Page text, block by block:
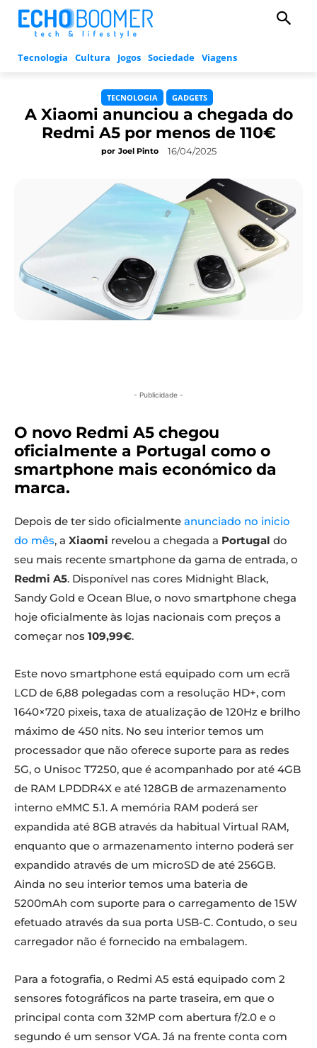
Tecnologia Cultura Jogos Sociedade Viagens
TECNOLOGIA GADGETS
A Xiaomi anunciou a chegada do
Redmi A5 por menos de 110€
por Joel Pinto 16/04/2025
- Publicidade -
O novo Redmi A5 chegou
oficialmente a Portugal como o
smartphone mais económico da
marca.
Depois de ter sido oficialmente anunciado no inicio
do mês, a Xiaomi revelou a chegada a Portugal do
seu mais recente smartphone da gama de entrada, o
Redmi A5. Disponível nas cores Midnight Black,
Sandy Gold e Ocean Blue, o novo smartphone chega
hoje oficialmente às lojas nacionais com preços a
começar nos 109,99€.
Este novo smartphone está equipado com um ecrã
LCD de 6,88 polegadas com a resolução HD+, com
1640×720 pixeis, taxa de atualização de 120Hz e brilho
máximo de 450 nits. No seu interior temos um
processador que não oferece suporte para as redes
5G, o Unisoc T7250, que é acompanhado por até 4GB
de RAM LPDDR4X e até 128GB de armazenamento
interno eMMC 5.1. A memória RAM poderá ser
expandida até 8GB através da habitual Virtual RAM,
enquanto que o armazenamento interno poderá ser
expandido através de um microSD de até 256GB.
Ainda no seu interior temos uma bateria de
5200mAh com suporte para o carregamento de 15W
efetuado através da sua porta USB-C. Contudo, o seu
carregador não é fornecido na embalagem.
Para a fotografia, o Redmi A5 está equipado com 2
sensores fotográficos na parte traseira, em que o
principal conta com 32MP com abertura f/2.0 e o
segundo é um sensor VGA. Já na frente conta com